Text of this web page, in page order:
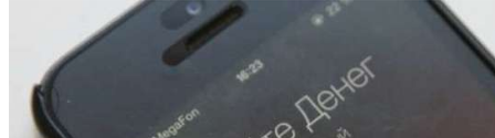
Волгоградские вузы в топе зарплатного
рейтинга: ВолгГТУ и ВолгГМУ вошли в топ‑15
для химической отрасли и фармацевтики